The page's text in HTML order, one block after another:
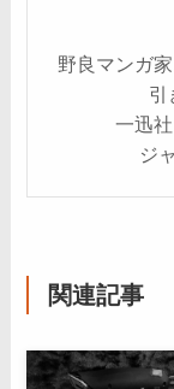
野良マンガ
引
一迅
ジ
関連記事